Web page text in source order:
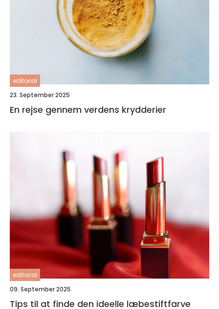
editorial
23. September 2025
En rejse gennem verdens krydderier
editorial
09. September 2025
Tips til at finde den ideelle læbestiftfarve